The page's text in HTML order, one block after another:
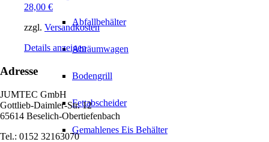
Abfallbehälter
Abräumwagen
Bodengrill
Fettabscheider
Gemahlenes Eis Behälter
28,00 €
zzgl. Versandkosten
Details anzeigen
Adresse
JUMTEC GmbH
Gottlieb-Daimler-Str. 12
65614 Beselich-Obertiefenbach
Tel.: 0152 32163070